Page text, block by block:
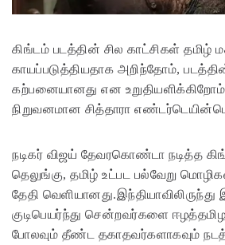
கிங்டம் படத்தின் சில காட்சிகள்
காயப்படுத்தியதாக அறிந்தோம்,
கற்பனையானது என உறுதியளிக்கிறோம்
நிறுவனமான சித்தாரா
நடிகர் விஜய் தேவரகொண்டா நடித்த
தெலுங்கு, தமிழ் உட்பட பல்வேறு
தேதி
குடிபெயர்ந்து சென்றவர்களை
போலவும் தீண்ட தகாதவர்களாகவும்